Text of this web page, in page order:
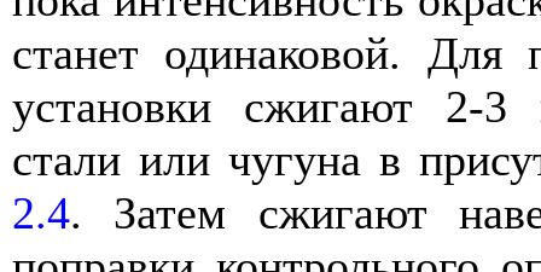
станет одинаковой. Для
установки сжигают 2-3
стали или чугуна в
2.4. Затем сжигают